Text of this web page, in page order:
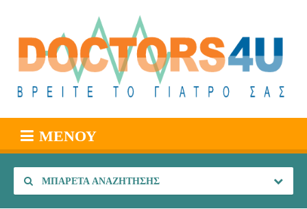
ΜΕΝΟΎ
ΜΠΑΡΈΤΑ ΑΝΑΖΉΤΗΣΗΣ